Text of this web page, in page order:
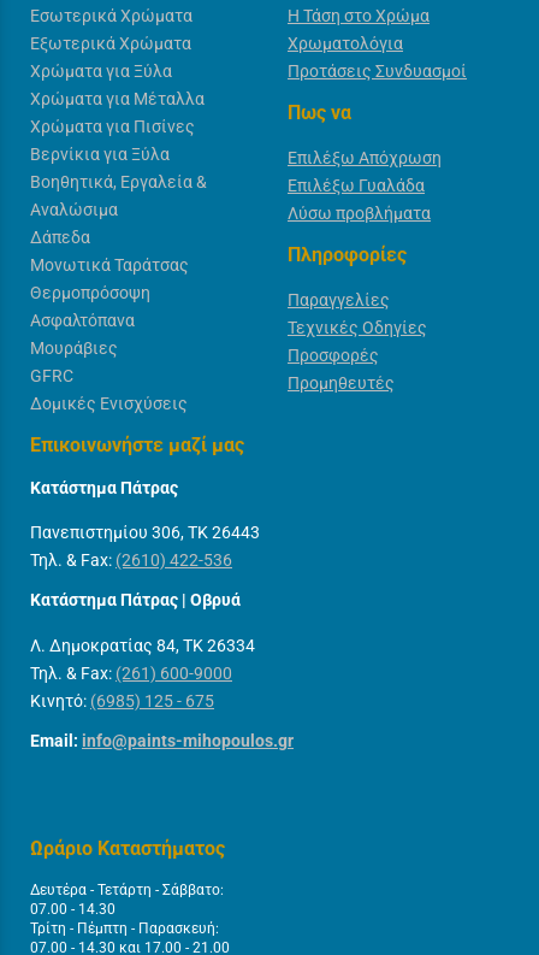
Εσωτερικά Χρώματα
Εξωτερικά Χρώματα
Χρώματα για Ξύλα
Χρώματα για Μέταλλα
Χρώματα για Πισίνες
Βερνίκια για Ξύλα
Βοηθητικά, Εργαλεία &
Αναλώσιμα
Δάπεδα
Μονωτικά Ταράτσας
Θερμοπρόσοψη
Ασφαλτόπανα
Μουράβιες
GFRC
Δομικές Ενισχύσεις
Η Τάση στο Χρώμα
Χρωματολόγια
Προτάσεις Συνδυασμοί
Πως να
Επιλέξω Απόχρωση
Επιλέξω Γυαλάδα
Λύσω προβλήματα
Πληροφορίες
Παραγγελίες
Τεχνικές Οδηγίες
Προσφορές
Προμηθευτές
Επικοινωνήστε μαζί μας
Κατάστημα Πάτρας
Πανεπιστημίου 306, ΤΚ 26443
Τηλ. & Fax: (2610) 422-536
Κατάστημα Πάτρας | Οβρυά
Λ. Δημοκρατίας 84, ΤΚ 26334
Τηλ. & Fax: (261) 600-9000
Κινητό: (6985) 125 - 675
Email: info@paints-mihopoulos.gr
Ωράριο Καταστήματος
Δευτέρα - Τετάρτη - Σάββατο:
07.00 - 14.30
Τρίτη - Πέμπτη - Παρασκευή:
07.00 - 14.30 και 17.00 - 21.00